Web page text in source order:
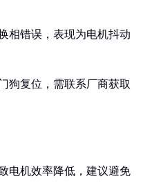
相错误，表现为电机抖动
狗复位，需联系厂商获取
电机效率降低，建议避免